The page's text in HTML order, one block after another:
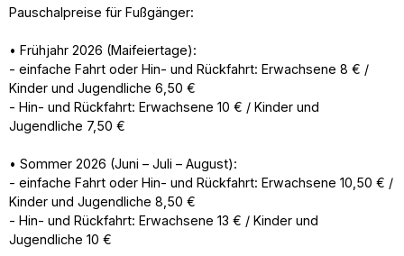
Pauschalpreise für Fußgänger:
• Frühjahr 2026 (Maifeiertage):
- einfache Fahrt oder Hin- und Rückfahrt: Erwachsene 8 € /
Kinder und Jugendliche 6,50 €
- Hin- und Rückfahrt: Erwachsene 10 € / Kinder und
Jugendliche 7,50 €
• Sommer 2026 (Juni – Juli – August):
- einfache Fahrt oder Hin- und Rückfahrt: Erwachsene 10,50 € /
Kinder und Jugendliche 8,50 €
- Hin- und Rückfahrt: Erwachsene 13 € / Kinder und
Jugendliche 10 €